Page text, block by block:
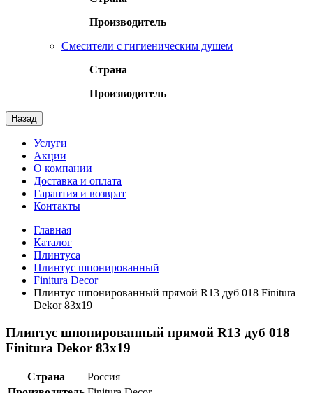
Производитель
Смесители с гигиеническим душем
Страна
Производитель
Назад
Услуги
Акции
О компании
Доставка и оплата
Гарантия и возврат
Контакты
Главная
Каталог
Плинтуса
Плинтус шпонированный
Finitura Decor
Плинтус шпонированный прямой R13 дуб 018 Finitura
Dekor 83x19
Плинтус шпонированный прямой R13 дуб 018
Finitura Dekor 83x19
Страна
Россия